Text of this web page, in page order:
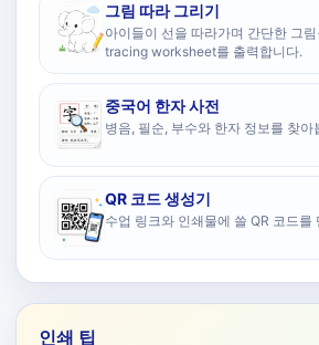
그림 따라 그리기
아이들이 선을 따라가며 간단한 그
tracing worksheet를 출력합니다.
중국어 한자 사전
병음, 필순, 부수와 한자 정보를 찾아
QR 코드 생성기
수업 링크와 인쇄물에 쓸 QR 코드를
인쇄 팁